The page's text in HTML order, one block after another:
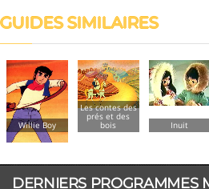
GUIDES SIMILAIRES
Willie Boy
Les contes des
prés et des
bois Inuit
DERNIERS PROGRAMMES